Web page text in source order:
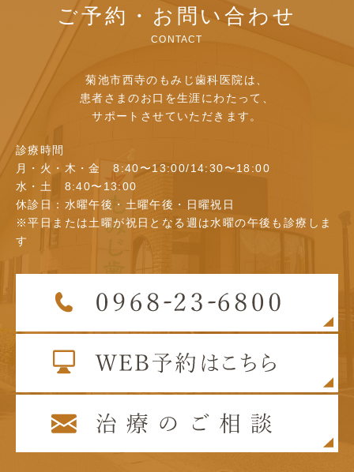
ご予約・お問い合わせ
CONTACT
菊池市西寺のもみじ歯科医院は、
患者さまのお口を生涯にわたって、
サポートさせていただきます。
診療時間
月・火・木・金 8:40〜13:00/14:30〜18:00
水・土 8:40〜13:00
休診日：水曜午後・土曜午後・日曜祝日
※平日または土曜が祝日となる週は水曜の午後も診療しま
す